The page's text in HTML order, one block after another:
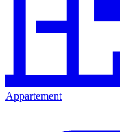
Appartement